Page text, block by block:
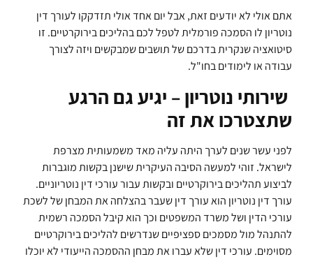
אתם אולי לא יודעים זאת, אבל יום אחד אולי תזדקקו לעורך דין
נוטריון לו הסמכה פורמלית לטפל לכם בהליכים בירוקרטיים. זו
סיטואציה שנקרית בדרכם של תושבים שמבקשים ויזה לצורך
עבודה או לימודים בחו"ל.
שירותי נוטריון – יגיע גם הרגע
שתצטרכו את זה
לפני עשר שנים לערך היתה עליה מאד משמעותית מצרפת
לישראל. זוהי למעשה הסיבה העיקרית שישנן בקשות מוגברות
לביצוע תהליכים בירוקרטיים ובקשות עבור עורכי דין נוטריוניים.
עורך דין נוטריון הוא עורך דין שעבר בהצלחה את המבחן של לשכת
עורכי הדין ושל משרד המשפטים וכך הוא קיבל הסמכה רשמית
להתנהל מול מסמכים ספציפיים שנדרשים להליכים בירוקרטיים
מסוימים. עורכי דין שלא עברו את מבחן ההסמכה הייעודי לא יוכלו